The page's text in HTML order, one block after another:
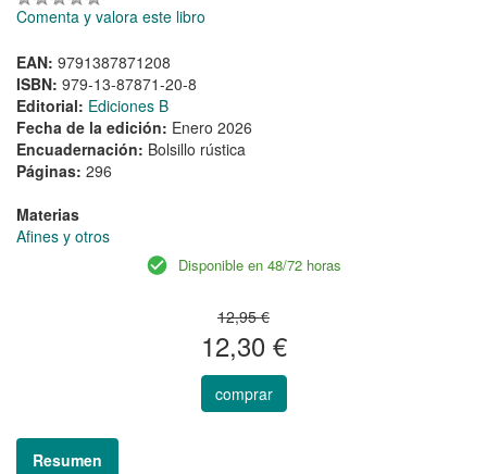
Comenta y valora este libro
EAN: 9791387871208
ISBN: 979-13-87871-20-8
Editorial: Ediciones B
Fecha de la edición: Enero 2026
Encuadernación: Bolsillo rústica
Páginas: 296
Materias
Afines y otros
Disponible en 48/72 horas
12,95 €
12,30 €
comprar
Resumen